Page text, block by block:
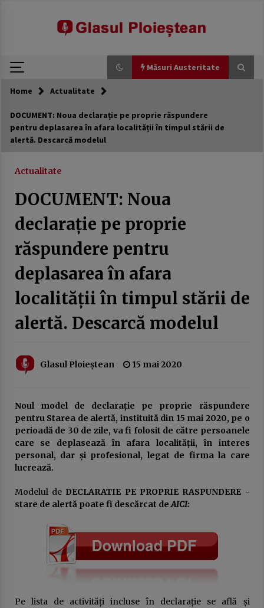
Măsuri Austeritate
Măsuri Austeritate
Avocatul Poporului sesizează CCR privind
reforma lui Bolojan care prevede tăieri de 10%
trecut cu vederea
Generozitate externă, austeritate internă:
România între promisiuni globale și realități
20 februarie 2026
Austeritatea fără rezultate: cum sunt pedepsiți
românii pentru greșeli pe care nu le-au făcut
10 februarie 2026
partenerilor din coaliție: Când guvernezi,
trebuie să te ghideze dorința de a face viața
Guvernul Bolojan taie iar de la elevi.
Programul național Vouchere culturale pentru
elevi a fost amânat pentru anul școlar 2027 –
3 februarie 2026
24 ianuarie 2026
23 ianuarie 2026
16 ianuarie 2026
Home Actualitate
DOCUMENT: Noua declarație pe proprie răspundere
pentru deplasarea în afara localității în timpul stării de
alertă. Descarcă modelul
Actualitate
DOCUMENT: Noua
declarație pe proprie
răspundere pentru
deplasarea în afara
localității în timpul stării de
alertă. Descarcă modelul
Glasul Ploieștean 15 mai 2020
Noul model de declarație pe proprie răspundere
pentru Starea de alertă, instituită din 15 mai 2020, pe o
perioadă de 30 de zile, va fi folosit de către persoanele
care se deplasează în afara localității, în interes
personal, dar și profesional, legat de firma la care
lucrează.
Modelul de DECLARATIE PE PROPRIE RASPUNDERE -
stare de alertă poate fi descărcat deAICI:
Pe lista de activități incluse în declarație se află și